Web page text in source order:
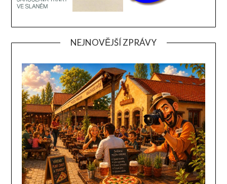
NEJNOVĚJŠÍ ZPRÁVY